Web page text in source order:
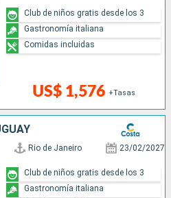
US$ 1,576 +Tasas
Club de niños gratis desde los 3
Gastronomía italiana
Comidas incluidas
Rio de Janeiro 23/02/2027
Club de niños gratis desde los 3
Gastronomía italiana